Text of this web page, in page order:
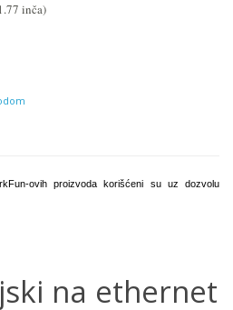
inča)
ovih proizvoda korišćeni su uz dozvolu
na ethernet